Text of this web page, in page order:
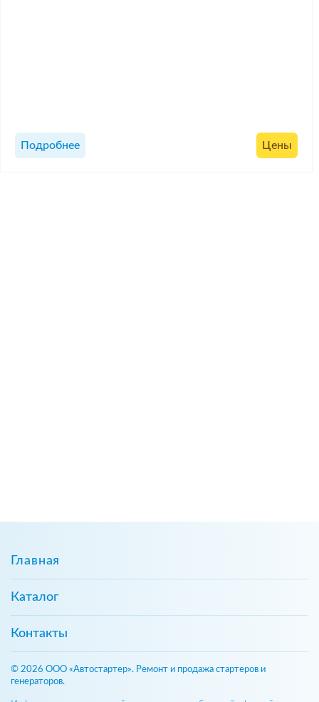
Подробнее Цены
Главная
Каталог
Контакты
© 2026 ООО «Автостартер». Ремонт и продажа стартеров и
генераторов.